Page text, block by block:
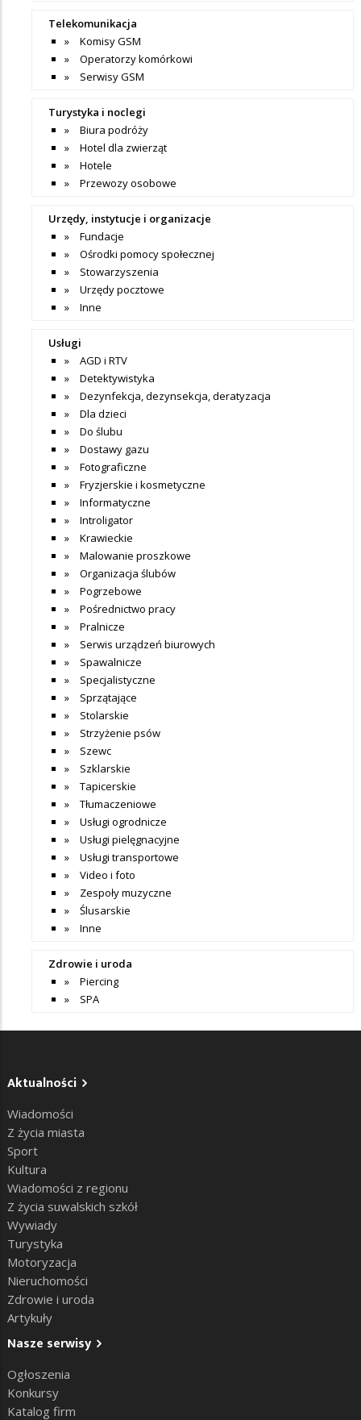
Telekomunikacja
Komisy GSM
Operatorzy komórkowi
Serwisy GSM
Turystyka i noclegi
Biura podróży
Hotel dla zwierząt
Hotele
Przewozy osobowe
Urzędy, instytucje i organizacje
Fundacje
Ośrodki pomocy społecznej
Stowarzyszenia
Urzędy pocztowe
Inne
Usługi
AGD i RTV
Detektywistyka
Dezynfekcja, dezynsekcja, deratyzacja
Dla dzieci
Do ślubu
Dostawy gazu
Fotograficzne
Fryzjerskie i kosmetyczne
Informatyczne
Introligator
Krawieckie
Malowanie proszkowe
Organizacja ślubów
Pogrzebowe
Pośrednictwo pracy
Pralnicze
Serwis urządzeń biurowych
Spawalnicze
Specjalistyczne
Sprzątające
Stolarskie
Strzyżenie psów
Szewc
Szklarskie
Tapicerskie
Tłumaczeniowe
Usługi ogrodnicze
Usługi pielęgnacyjne
Usługi transportowe
Video i foto
Zespoły muzyczne
Ślusarskie
Inne
Zdrowie i uroda
Piercing
SPA
Aktualności
Wiadomości
Z życia miasta
Sport
Kultura
Wiadomości z regionu
Z życia suwalskich szkół
Wywiady
Turystyka
Motoryzacja
Nieruchomości
Zdrowie i uroda
Artykuły
Nasze serwisy
Ogłoszenia
Konkursy
Katalog firm